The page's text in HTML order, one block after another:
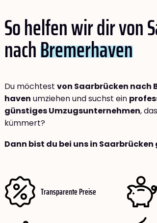
So helfen wir dir von
nachBremer­haven
Du möchtest von Saarbrücken nach
haven umziehen und suchst ein
günstiges Umzugsunternehmen,
kümmert?
Dann bist du bei uns in
Transparente Preise